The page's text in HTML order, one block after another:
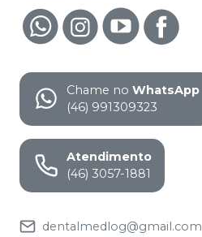
Chame no WhatsApp
(46) 991309323
Atendimento
(46) 3057-1881
dentalmedlog@gmail.com